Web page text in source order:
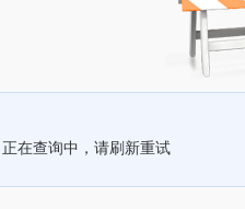
正在查询中，请刷新重试